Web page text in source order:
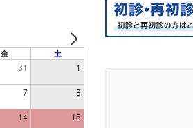
金 土
31 1
7 8
14 15